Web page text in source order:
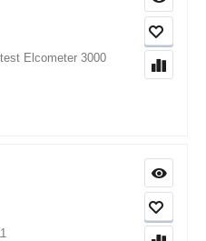
Elcometer 3000